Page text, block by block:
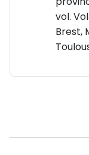
🏝️ Paros : L'île
🌊 Visite de
son joli port de
vol.
Brest,